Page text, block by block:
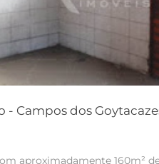
Loja no Parque Fundão - Campos dos
aproximadamente 160m²